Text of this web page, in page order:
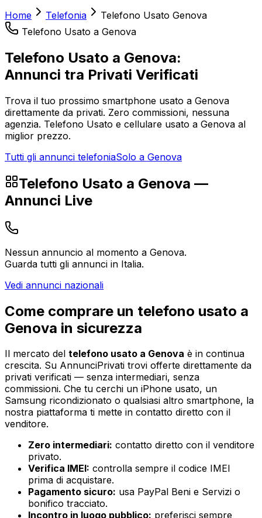
Home Telefonia Telefono Usato Genova
Telefono Usato a Genova
Telefono Usato a Genova:
Annunci tra Privati Verificati
Trova il tuo prossimo smartphone usato a Genova
direttamente da privati. Zero commissioni, nessuna
agenzia. Telefono Usato e cellulare usato a Genova al
miglior prezzo.
Tutti gli annunci telefoniaSolo a Genova
Telefono Usato a Genova —
Annunci Live
Nessun annuncio al momento a Genova.
Guarda tutti gli annunci in Italia.
Vedi annunci nazionali
Come comprare un telefono usato a
Genova in sicurezza
Il mercato del telefono usato a Genova è in continua
crescita. Su AnnunciPrivati trovi offerte direttamente da
privati verificati — senza intermediari, senza
commissioni. Che tu cerchi un iPhone usato, un
Samsung ricondizionato o qualsiasi altro smartphone, la
nostra piattaforma ti mette in contatto diretto con il
venditore.
Zero intermediari: contatto diretto con il venditore
privato.
Verifica IMEI: controlla sempre il codice IMEI
prima di acquistare.
Pagamento sicuro: usa PayPal Beni e Servizi o
bonifico tracciato.
Incontro in luogo pubblico: preferisci sempre